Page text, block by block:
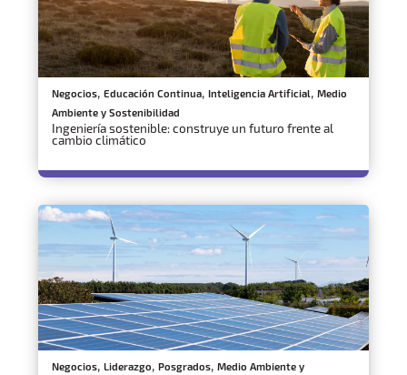
Negocios, Educación Continua, Inteligencia Artificial, Medio
Ambiente y Sostenibilidad
Ingeniería sostenible: construye un futuro frente al
cambio climático
Negocios, Liderazgo, Posgrados, Medio Ambiente y